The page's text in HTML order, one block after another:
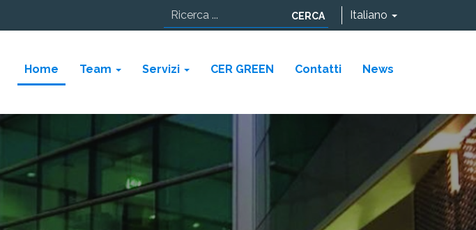
CERCA Italiano
Home Team Servizi CER GREEN Contatti News